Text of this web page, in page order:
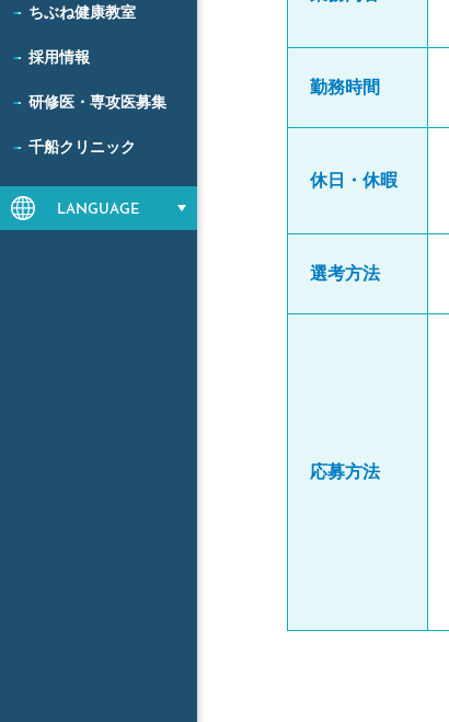
ちぶね健康教室
採用情報
研修医・専攻医募集
千船クリニック
LANGUAGE
勤務時間
休日・休暇
選考方法
応募方法